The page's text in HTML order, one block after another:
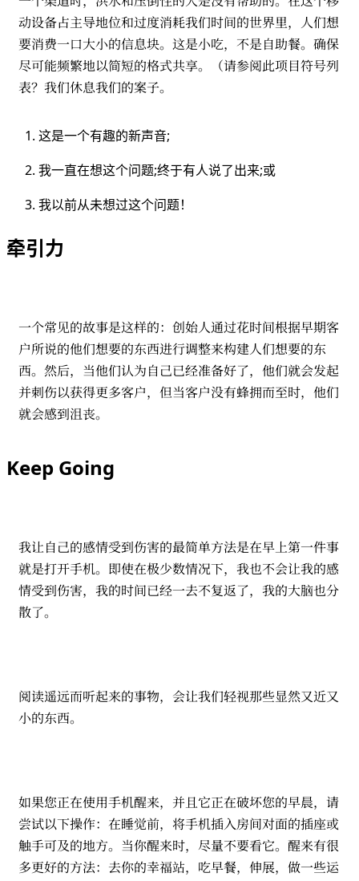
动设备占主导地位和过度消耗我们时间的世界里，人们想
要消费一口大小的信息块。这是小吃，不是自助餐。确保
尽可能频繁地以简短的格式共享。（请参阅此项目符号列
表？我们休息我们的案子。
这是一个有趣的新声音;
我一直在想这个问题;终于有人说了出来;或
我以前从未想过这个问题！
牵引力
一个常见的故事是这样的：创始人通过花时间根据早期客
户所说的他们想要的东西进行调整来构建人们想要的东
西。然后，当他们认为自己已经准备好了，他们就会发起
并刺伤以获得更多客户，但当客户没有蜂拥而至时，他们
就会感到沮丧。
Keep Going
我让自己的感情受到伤害的最简单方法是在早上第一件事
就是打开手机。即使在极少数情况下，我也不会让我的感
情受到伤害，我的时间已经一去不复返了，我的大脑也分
散了。
阅读遥远而听起来的事物，会让我们轻视那些显然又近又
小的东西。
如果您正在使用手机醒来，并且它正在破坏您的早晨，请
尝试以下操作：在睡觉前，将手机插入房间对面的插座或
触手可及的地方。当你醒来时，尽量不要看它。醒来有很
多更好的方法：去你的幸福站，吃早餐，伸展，做一些运